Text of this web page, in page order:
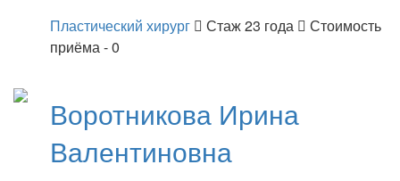
Пластический хирург Стаж 23 года
Стоимость
приёма - 0
Воротникова Ирина
Валентиновна